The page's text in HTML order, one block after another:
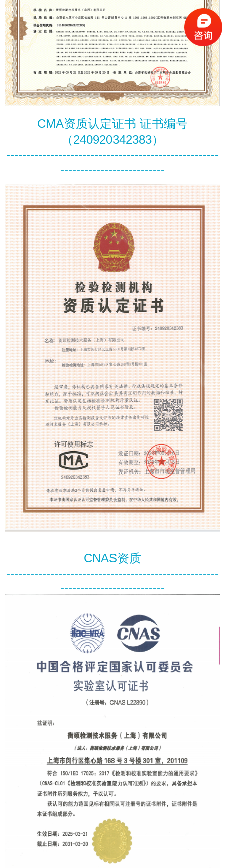
CMA资质认定证书 证书编号
（240920342383）
-----------------------------------------------------
--------------------------
CNAS资质
-----------------------------------------------------
--------------------------